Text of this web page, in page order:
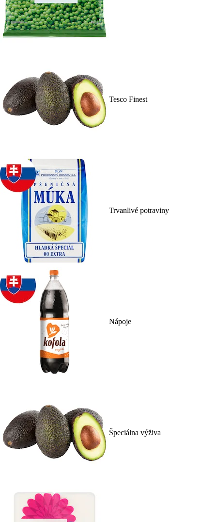
Tesco Finest
Trvanlivé potraviny
Nápoje
Špeciálna výživa